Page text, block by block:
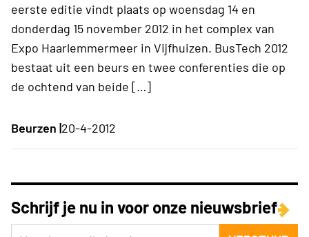
eerste editie vindt plaats op woensdag 14 en
donderdag 15 november 2012 in het complex van
Expo Haarlemmermeer in Vijfhuizen. BusTech 2012
bestaat uit een beurs en twee conferenties die op
de ochtend van beide […]
Beurzen |20-4-2012
Schrijf je nu in voor onze nieuwsbrief